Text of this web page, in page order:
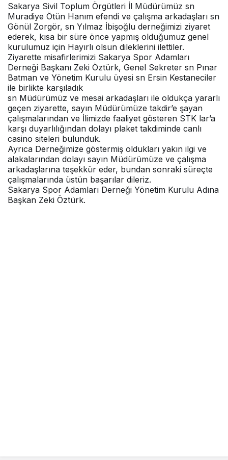
Sakarya Sivil Toplum Örgütleri İl Müdürümüz sn
Muradiye Ötün Hanım efendi ve çalışma arkadaşları sn
Gönül Zorgör, sn Yılmaz İbişoğlu derneğimizi ziyaret
ederek, kısa bir süre önce yapmış olduğumuz genel
kurulumuz için Hayırlı olsun dileklerini ilettiler.
Ziyarette misafirlerimizi Sakarya Spor Adamları
Derneği Başkanı Zeki Öztürk, Genel Sekreter sn Pınar
Batman ve Yönetim Kurulu üyesi sn Ersin Kestaneciler
ile birlikte karşıladık
sn Müdürümüz ve mesai arkadaşları ile oldukça yararlı
geçen ziyarette, sayın Müdürümüze takdir’e şayan
çalışmalarından ve İlimizde faaliyet gösteren STK lar’a
karşı duyarlılığından dolayı plaket takdiminde canlı
casino siteleri bulunduk.
Ayrıca Derneğimize göstermiş oldukları yakın ilgi ve
alakalarından dolayı sayın Müdürümüze ve çalışma
arkadaşlarına teşekkür eder, bundan sonraki süreçte
çalışmalarında üstün başarılar dileriz.
Sakarya Spor Adamları Derneği Yönetim Kurulu Adına
Başkan Zeki Öztürk.